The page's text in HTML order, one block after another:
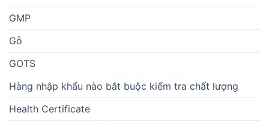
GMP
Gỗ
GOTS
Hàng nhập khẩu nào bắt buộc kiểm tra chất lượng
Health Certificate